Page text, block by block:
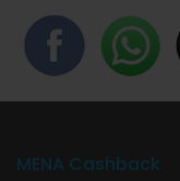
MENA Cashback